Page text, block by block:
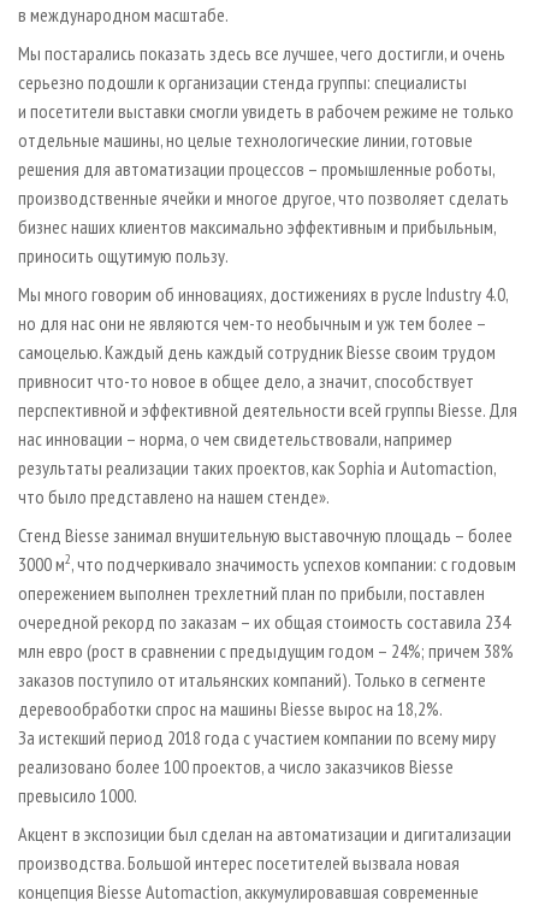
в международном масштабе.
Мы постарались показать здесь все лучшее, чего достигли, и очень
серьезно подошли к организации стенда группы: специалисты
и посетители выставки смогли увидеть в рабочем режиме не только
отдельные машины, но целые технологические линии, готовые
решения для автоматизации процессов – промышленные роботы,
производственные ячейки и многое другое, что позволяет сделать
бизнес наших клиентов максимально эффективным и прибыльным,
приносить ощутимую пользу.
Мы много говорим об инновациях, достижениях в русле Industry 4.0,
но для нас они не являются чем-то необычным и уж тем более –
самоцелью. Каждый день каждый сотрудник Biesse своим трудом
привносит что-то новое в общее дело, а значит, способствует
перспективной и эффективной деятельности всей группы Biesse. Для
нас инновации – норма, о чем свидетельствовали, например
результаты реализации таких проектов, как Sophia и Automaction,
что было представлено на нашем стенде».
Стенд Biesse занимал внушительную выставочную площадь – более
3000 м2, что подчеркивало значимость успехов компании: с годовым
опережением выполнен трехлетний план по прибыли, поставлен
очередной рекорд по заказам – их общая стоимость составила 234
млн евро (рост в сравнении с предыдущим годом – 24%; причем 38%
заказов поступило от итальянских компаний). Только в сегменте
деревообработки спрос на машины Biesse вырос на 18,2%.
За истекший период 2018 года с участием компании по всему миру
реализовано более 100 проектов, а число заказчиков Biesse
превысило 1000.
Акцент в экспозиции был сделан на автоматизации и дигитализации
производства. Большой интерес посетителей вызвала новая
концепция Biesse Automaction, аккумулировавшая современные